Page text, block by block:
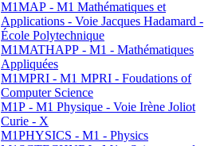
M1MAP - M1 Mathématiques et
Applications - Voie Jacques Hadamard -
École Polytechnique
M1MATHAPP - M1 - Mathématiques
Appliquées
M1MPRI - M1 MPRI - Foudations of
Computer Science
M1P - M1 Physique - Voie Irène Joliot
Curie - X
M1PHYSICS - M1 - Physics